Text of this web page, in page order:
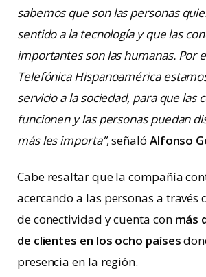
sabemos que son las personas
sentido a la tecnología y que las
importantes son las humanas. Por
Telefónica Hispanoamérica
servicio a la sociedad, para que las
funcionen y las personas puedan
más les importa”, señaló Alfonso
Cabe resaltar que la compañía
acercando a las personas a través
de conectividad y cuenta con más
de clientes en los ocho países
presencia en la región.